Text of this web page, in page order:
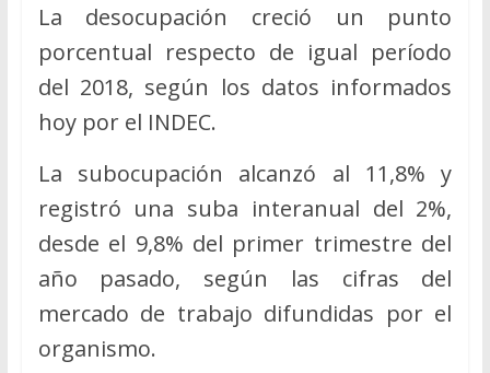
La desocupación creció un punto
porcentual respecto de igual período
del 2018, según los datos informados
hoy por el INDEC.
La subocupación alcanzó al 11,8% y
registró una suba interanual del 2%,
desde el 9,8% del primer trimestre del
año pasado, según las cifras del
mercado de trabajo difundidas por el
organismo.